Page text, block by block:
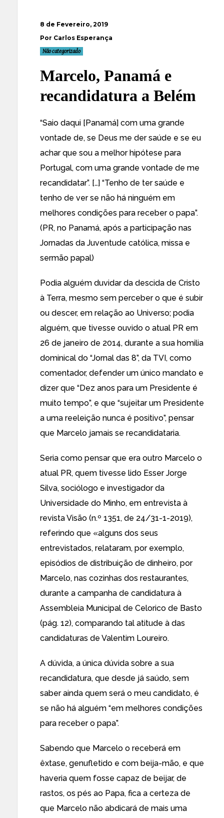
8 de Fevereiro, 2019
Por Carlos Esperança
Não categorizado
Marcelo, Panamá e
recandidatura a Belém
“Saio daqui [Panamá] com uma grande
vontade de, se Deus me der saúde e se eu
achar que sou a melhor hipótese para
Portugal, com uma grande vontade de me
recandidatar”. […] “Tenho de ter saúde e
tenho de ver se não há ninguém em
melhores condições para receber o papa”.
(PR, no Panamá, após a participação nas
Jornadas da Juventude católica, missa e
sermão papal)
Podia alguém duvidar da descida de Cristo
à Terra, mesmo sem perceber o que é subir
ou descer, em relação ao Universo; podia
alguém, que tivesse ouvido o atual PR em
26 de janeiro de 2014, durante a sua homilia
dominical do “Jornal das 8”, da TVI, como
comentador, defender um único mandato e
dizer que “Dez anos para um Presidente é
muito tempo”, e que “sujeitar um Presidente
a uma reeleição nunca é positivo”, pensar
que Marcelo jamais se recandidataria.
Seria como pensar que era outro Marcelo o
atual PR, quem tivesse lido Esser Jorge
Silva, sociólogo e investigador da
Universidade do Minho, em entrevista à
revista Visão (n.º 1351, de 24/31-1-2019),
referindo que «alguns dos seus
entrevistados, relataram, por exemplo,
episódios de distribuição de dinheiro, por
Marcelo, nas cozinhas dos restaurantes,
durante a campanha de candidatura à
Assembleia Municipal de Celorico de Basto
(pág. 12), comparando tal atitude à das
candidaturas de Valentim Loureiro.
A dúvida, a única dúvida sobre a sua
recandidatura, que desde já saúdo, sem
saber ainda quem será o meu candidato, é
se não há alguém “em melhores condições
para receber o papa”.
Sabendo que Marcelo o receberá em
êxtase, genufletido e com beija-mão, e que
haveria quem fosse capaz de beijar, de
rastos, os pés ao Papa, fica a certeza de
que Marcelo não abdicará de mais uma